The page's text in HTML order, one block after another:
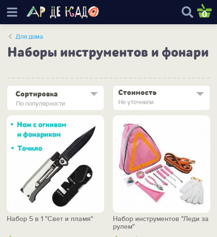
0
Для дома
Наборы инструментов и фонари
По популярности
Сортировка Стоимость
Не уточнили
Набор 5 в 1 "Свет и пламя"
Набор инструментов "Леди за
рулем"